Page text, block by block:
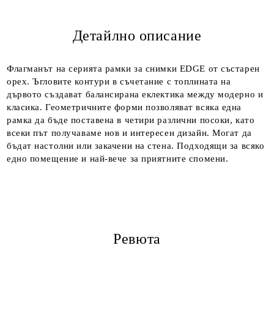
Ние ще се свържем с вас в рамките на работния ден.
Детайлно описание
Флагманът на серията рамки за снимки EDGE от състарен
орех. Ъгловите контури в съчетание с топлината на
дървото създават балансирана еклектика между модерно и
класика. Геометричните форми позволяват всяка една
рамка да бъде поставена в четири различни посоки, като
всеки път получаваме нов и интересен дизайн. Могат да
бъдат настолни или закачени на стена. Подходящи за всяко
едно помещение и най-вече за приятните спомени.
Ревюта